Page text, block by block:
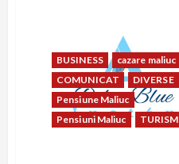
BUSINESS
cazare maliuc
COMUNICAT
DIVERSE
Pensiune Maliuc
Pensiuni Maliuc
TURISM